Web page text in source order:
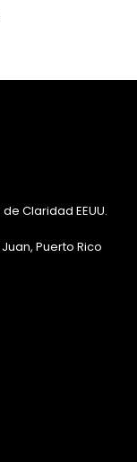
Claridad EEUU.
Puerto Rico